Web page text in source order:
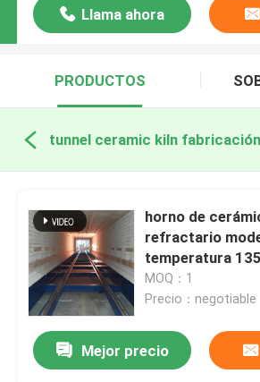
Llama ahora
PRODUCTOS
tunnel ceramic kiln
horno de
refractario
temperatura
MOQ：1
Precio：negotiable
Mejor precio